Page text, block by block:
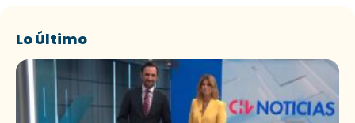
Lo Último